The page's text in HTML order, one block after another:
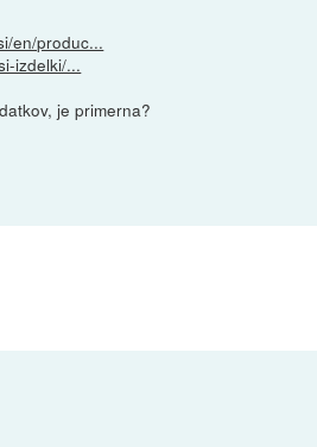
en/produc...
izdelki/...
je primerna?